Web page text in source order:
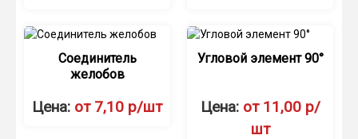
Соединитель
желобов
Цена: от 7,10 р/шт
Угловой элемент 90°
Цена: от 11,00 р/
шт